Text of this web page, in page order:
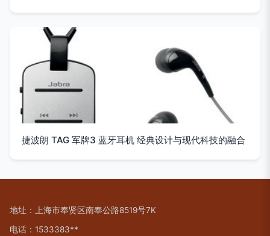
捷波朗 TAG 军牌3 蓝牙耳机 经典设计与现代科技的融合
地址：上海市奉贤区南奉公路8519号7K
电话：1533383**